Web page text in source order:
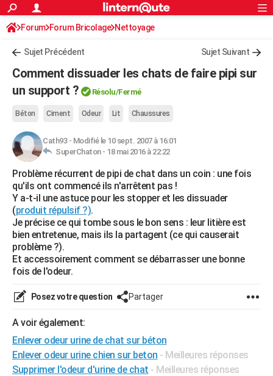
ACTUALITÉS
Politique
Société
Faits Divers
Education
Monde
Villes
+
FINANCE
Retraite
Impôts
Epargne
Immobilier
Risques naturels par ville
Banque
Assurance
Crédit
AUTO
Essais
Réserver un essai
Citadines
Berlines
SUV
Forum auto
HIGH-TECH
Mobiles
Meilleur smartphone
Internet
Ordinateurs
Jeux vidéo
Guide high-tech
BRICOLAGE
Forum
Aménagement intérieur
Extérieur
Cuisine
Salle de bains
Jardinage
Rangement
WEEK-END
Guides de France
Escapades
Patrimoine
Expositions
Musées
Week-end nature
+LIFESTYLE
Art de vivre
Bien-être
Loisirs
Mode
Modes de vie
SANTE
Alimentation
Guide de la santé
Maladies
Médicaments
Sommeil
VOYAGE
PHOTO
BONS PLANS
CARTE DE VOEUX
S'inscrire
Connexion
Forum Forum Bricolage Nettoyage
Sujet Précédent Sujet Suivant
Comment dissuader les chats de faire pipi sur
un support ?
Résolu/Fermé
Béton Ciment Odeur Lit Chaussures
Cath93- Modifié le 10 sept. 2007 à 16:01
SuperChaton - 18 mai 2016 à 22:22
Problème récurrent de pipi de chat dans un coin : une fois
qu'ils ont commencé ils n'arrêtent pas !
Y a-t-il une astuce pour les stopper et les dissuader
(produit répulsif ?).
Je précise ce qui tombe sous le bon sens : leur litière est
bien entretenue, mais ils la partagent (ce qui causerait
problème ?).
Et accessoirement comment se débarrasser une bonne
fois de l'odeur.
Posez votre question Partager
A voir également:
Enlever odeur urine de chat sur béton
Enlever odeur urine chien sur beton - Meilleures réponses
Supprimer l'odeur d'urine de chat - Meilleures réponses